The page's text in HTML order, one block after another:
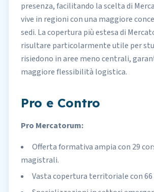
presenza, facilitando la scelta di
vive in regioni con una maggiore
sedi. La copertura più estesa di
risultare particolarmente utile per
risiedono in aree meno centrali,
maggiore flessibilità logistica.
Pro e Contro
Pro Mercatorum:
Offerta formativa ampia con 29
magistrali.
Vasta copertura territoriale con 66